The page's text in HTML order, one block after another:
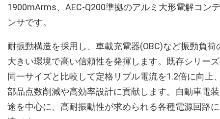
1900mArms、AEC-Q200準拠のアルミ大形電解コンデ
ンサです。
耐振動構造を採用し、車載充電器(OBC)など振動負荷
大きい環境で高い信頼性を発揮します。既存シリー
同一サイズと比較して定格リプル電流を1.2倍に向上
部品点数削減や高効率設計に貢献します。自動車電
途を中心に、高耐振動性が求められる各種電源回路